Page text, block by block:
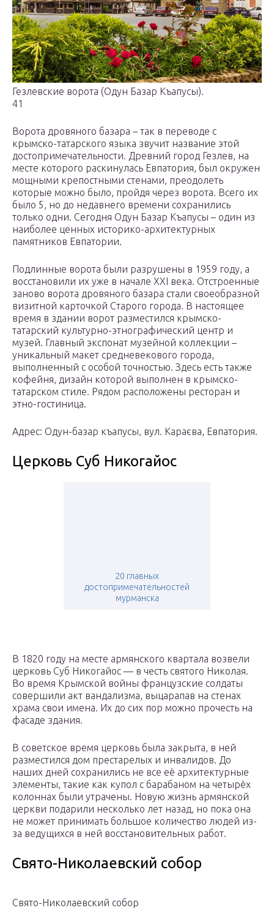
Гезлевские ворота (Одун Базар Къапусы).
41
Ворота дровяного базара – так в переводе с
крымско-татарского языка звучит название этой
достопримечательности. Древний город Гезлев, на
месте которого раскинулась Евпатория, был окружен
мощными крепостными стенами, преодолеть
которые можно было, пройдя через ворота. Всего их
было 5, но до недавнего времени сохранились
только одни. Сегодня Одун Базар Къапусы – один из
наиболее ценных историко-архитектурных
памятников Евпатории.
Подлинные ворота были разрушены в 1959 году, а
восстановили их уже в начале ХХI века. Отстроенные
заново ворота дровяного базара стали своеобразной
визитной карточкой Старого города. В настоящее
время в здании ворот разместился крымско-
татарский культурно-этнографический центр и
музей. Главный экспонат музейной коллекции –
уникальный макет средневекового города,
выполненный с особой точностью. Здесь есть также
кофейня, дизайн которой выполнен в крымско-
татарском стиле. Рядом расположены ресторан и
этно-гостиница.
Адрес: Одун-базар къапусы, вул. Караєва, Евпатория.
Церковь Суб Никогайос
20 главных
достопримечательностей
мурманска
В 1820 году на месте армянского квартала возвели
церковь Суб Никогайос — в честь святого Николая.
Во время Крымской войны французские солдаты
совершили акт вандализма, выцарапав на стенах
храма свои имена. Их до сих пор можно прочесть на
фасаде здания.
В советское время церковь была закрыта, в ней
разместился дом престарелых и инвалидов. До
наших дней сохранились не все её архитектурные
элементы, такие как купол с барабаном на четырёх
колоннах были утрачены. Новую жизнь армянской
церкви подарили несколько лет назад, но пока она
не может принимать большое количество людей из-
за ведущихся в ней восстановительных работ.
Свято-Николаевский собор
Свято-Николаевский собор